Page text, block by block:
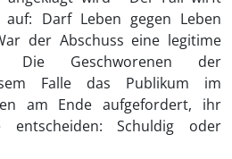
auf: Darf Leben gegen Leben
der Abschuss eine legitime
Die Geschworenen der
Falle das Publikum im
am Ende aufgefordert, ihr
Schuldig oder